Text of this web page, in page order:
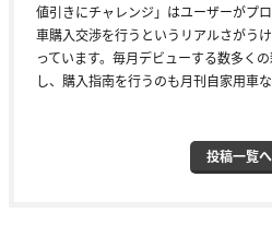
値引きにチャレンジ」はユーザーがプ
車購入交渉を行うというリアルさがう
っています。毎月デビューする数多く
し、購入指南を行うのも月刊自家用車な
投稿一覧へ